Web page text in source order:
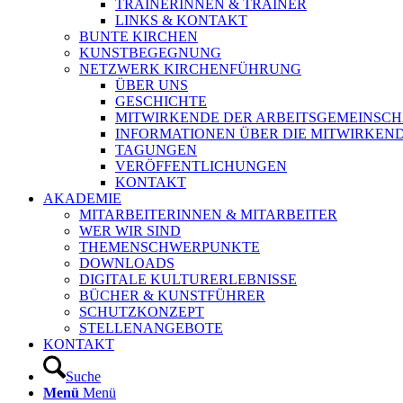
TRAINERINNEN & TRAINER
LINKS & KONTAKT
BUNTE KIRCHEN
KUNSTBEGEGNUNG
NETZWERK KIRCHENFÜHRUNG
ÜBER UNS
GESCHICHTE
MITWIRKENDE DER
INFORMATIONEN ÜBER DIE
TAGUNGEN
VERÖFFENTLICHUNGEN
KONTAKT
AKADEMIE
MITARBEITERINNEN & MITARBEITER
WER WIR SIND
THEMENSCHWERPUNKTE
DOWNLOADS
DIGITALE KULTURERLEBNISSE
BÜCHER & KUNSTFÜHRER
SCHUTZKONZEPT
STELLENANGEBOTE
KONTAKT
Suche
Menü Menü